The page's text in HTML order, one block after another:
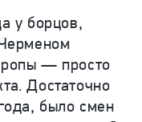
у борцов,
— просто
Достаточно
было смен